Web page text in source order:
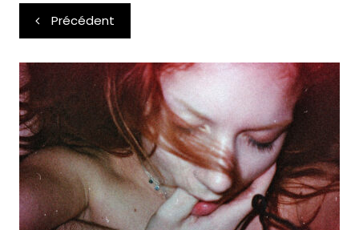
Navigation
de
l’article
Précédent